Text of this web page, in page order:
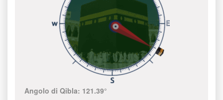
Angolo di Qibla: 121.39°